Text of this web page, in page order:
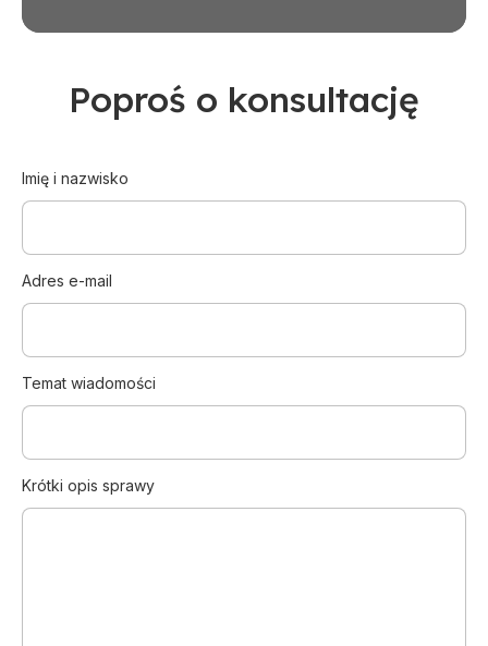
Poproś o konsultację
Imię i nazwisko
Adres e-mail
Temat wiadomości
Krótki opis sprawy